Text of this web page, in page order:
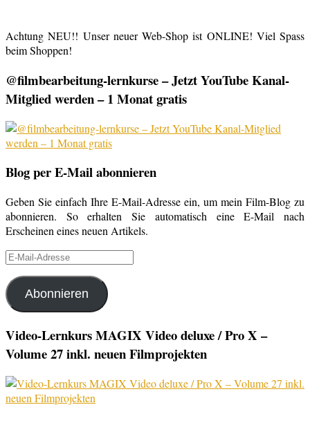
Achtung NEU!! Unser neuer Web-Shop ist ONLINE! Viel Spass
beim Shoppen!
@filmbearbeitung-lernkurse – Jetzt YouTube Kanal-
Mitglied werden – 1 Monat gratis
Blog per E-Mail abonnieren
Geben Sie einfach Ihre E-Mail-Adresse ein, um mein Film-Blog zu
abonnieren. So erhalten Sie automatisch eine E-Mail nach
Erscheinen eines neuen Artikels.
E-
Adresse
Abonnieren
Video-Lernkurs MAGIX Video deluxe / Pro X –
Volume 27 inkl. neuen Filmprojekten